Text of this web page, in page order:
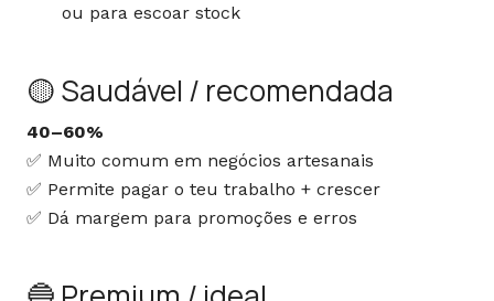
ou para escoar stock
🟡 Saudável / recomendada
40–60%
✅ Muito comum em negócios artesanais
✅ Permite pagar o teu trabalho + crescer
✅ Dá margem para promoções e erros